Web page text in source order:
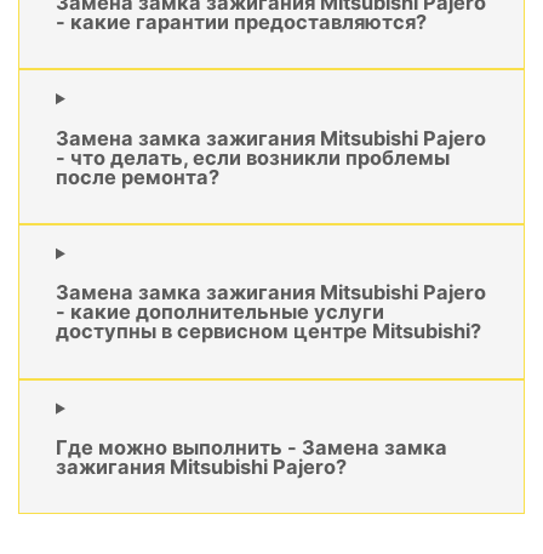
- какие гарантии предоставляются?
Замена замка зажигания Mitsubishi Pajero
- что делать, если возникли проблемы
после ремонта?
Замена замка зажигания Mitsubishi Pajero
- какие дополнительные услуги
доступны в сервисном центре Mitsubishi?
Где можно выполнить - Замена замка
зажигания Mitsubishi Pajero?